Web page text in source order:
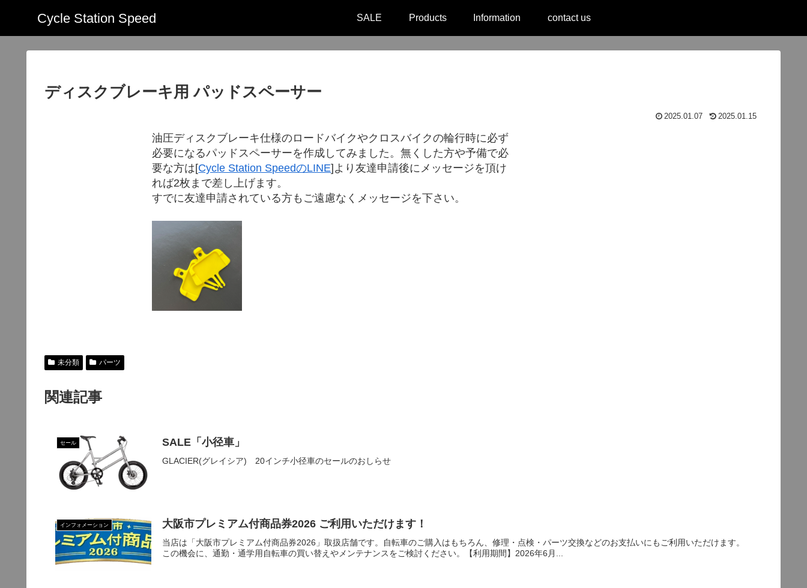
Cycle Station Speed SALE Products Information contact us
ディスクブレーキ用 パッドスペーサー
2025.01.07 2025.01.15
油圧ディスクブレーキ仕様のロードバイクやクロスバイクの輪行時に必ず
必要になるパッドスペーサーを作成してみました。無くした方や予備で必
要な方は[Cycle Station SpeedのLINE]より友達申請後にメッセージを頂け
れば2枚まで差し上げます。
すでに友達申請されている方もご遠慮なくメッセージを下さい。
未分類 パーツ
関連記事
セール SALE「小径車」
GLACIER(グレイシア) 20インチ小径車のセールのおしらせ
インフォメーション 大阪市プレミアム付商品券2026 ご利用いただけます！
当店は「大阪市プレミアム付商品券2026」取扱店舗です。自転車のご購入はもちろん、修理・点検・パーツ交換などのお支払いにもご利用いただけます。
この機会に、通勤・通学用自転車の買い替えやメンテナンスをご検討ください。【利用期間】2026年6月...